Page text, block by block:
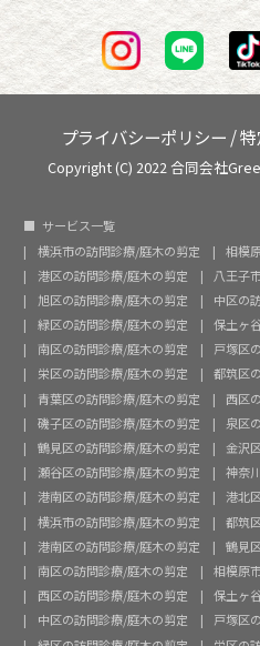
プライバシーポリシー /
Copyright (C) 2022 合同会社
サービス一覧
横浜市の訪問診療/庭木の剪定
相模
港区の訪問診療/庭木の剪定
八王子
旭区の訪問診療/庭木の剪定
中区の
緑区の訪問診療/庭木の剪定
保土ヶ
南区の訪問診療/庭木の剪定
戸塚区
栄区の訪問診療/庭木の剪定
都筑区
青葉区の訪問診療/庭木の剪定
西区
磯子区の訪問診療/庭木の剪定
泉区
鶴見区の訪問診療/庭木の剪定
金沢
瀬谷区の訪問診療/庭木の剪定
神奈
港南区の訪問診療/庭木の剪定
港北
横浜市の訪問診療/庭木の剪定
都筑
港南区の訪問診療/庭木の剪定
鶴見
南区の訪問診療/庭木の剪定
相模原
西区の訪問診療/庭木の剪定
保土ヶ
中区の訪問診療/庭木の剪定
戸塚区